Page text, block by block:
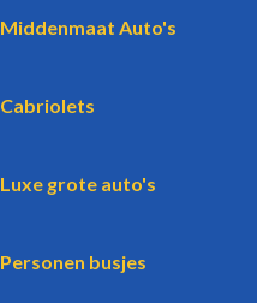
Middenmaat Auto's
Cabriolets
Luxe grote auto's
Personen busjes